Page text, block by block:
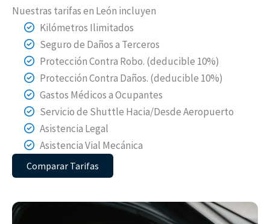
Nuestras tarifas en León incluyen
Kilómetros Ilimitados
Seguro de Daños a Terceros
Protección Contra Robo. (deducible 10%)
Protección Contra Daños. (deducible 10%)
Gastos Médicos a Ocupantes
Servicio de Shuttle Hacia/Desde Aeropuerto
Asistencia Legal
Asistencia Vial Mecánica
Comparar Tarifas